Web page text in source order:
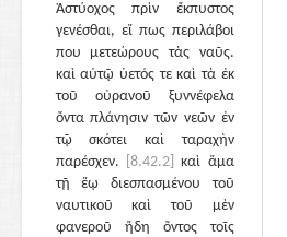
Ἀστύοχος πρὶν ἔκπυστος
γενέσθαι, εἴ πως περιλάβοι
που μετεώρους τὰς ναῦς.
καὶ αὐτῷ ὑετός τε καὶ τὰ ἐκ
τοῦ οὐρανοῦ ξυννέφελα
ὄντα πλάνησιν τῶν νεῶν ἐν
τῷ σκότει καὶ ταραχὴν
παρέσχεν.
[8.42.2]
καὶ ἅμα
τῇ ἕῳ διεσπασμένου τοῦ
ναυτικοῦ καὶ τοῦ μὲν
φανεροῦ ἤδη ὄντος τοῖς